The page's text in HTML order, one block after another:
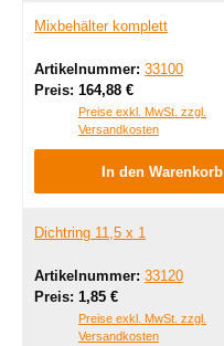
Mixbehälter komplett
Artikelnummer: 33100
Preis: Regulärer Preis:
164,88 €
Preise exkl. MwSt. zzgl.
Versandkosten
In den Warenkorb
Dichtring 11,5 x 1
Artikelnummer: 33120
Preis: Regulärer Preis:
1,85 €
Preise exkl. MwSt. zzgl.
Versandkosten